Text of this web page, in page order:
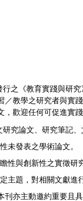
行之《教育實踐與研究
／教學之研究者與實
，歡迎任何可促進實
究論文、研究筆記、
未發表之學術論文。
性與創新性之實徵研
主題，對相關文獻進
刊亦主動邀約重要且具